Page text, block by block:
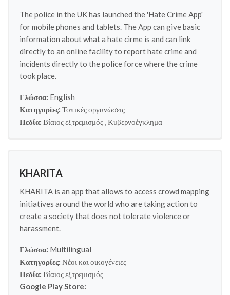
The police in the UK has launched the 'Hate Crime App'
for mobile phones and tablets. The App can give basic
information about what a hate cirme is and can link
directly to an online facility to report hate crime and
incidents directly to the police force where the crime
took place.
Γλώσσα: English
Κατηγορίες: Τοπικές οργανώσεις
Πεδία: Βίαιος εξτρεμισμός ,Κυβερνοέγκλημα
KHARITA
KHARITA is an app that allows to access crowd mapping
initiatives around the world who are taking action to
create a society that does not tolerate violence or
harassment.
Γλώσσα: Multilingual
Κατηγορίες: Νέοι και οικογένειες
Πεδία: Βίαιος εξτρεμισμός
Google Play Store: